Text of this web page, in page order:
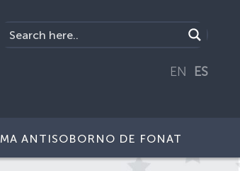
EN ES
ANTISOBORNO DE FONAT